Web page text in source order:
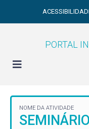
PORTAL
NOME DA ATIVIDADE